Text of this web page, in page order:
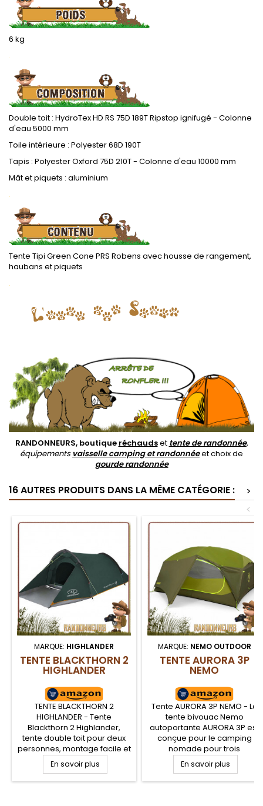
6 kg
.
Double toit : HydroTex HD RS 75D 189T Ripstop ignifugé - Colonne
d'eau 5000 mm
Toile intérieure : Polyester 68D 190T
Tapis : Polyester Oxford 75D 210T - Colonne d'eau 10000 mm
Mât et piquets : aluminium
.
Tente Tipi Green Cone PRS Robens avec housse de rangement,
haubans et piquets
.
RANDONNEURS, boutique réchaudset tente de randonnée,
équipements vaisselle camping et randonnéeet choix de
gourde randonnée
16 AUTRES PRODUITS DANS LA MÊME CATÉGORIE :
>
<
MARQUE: HIGHLANDER
TENTE BLACKTHORN 2
HIGHLANDER
TENTE BLACKTHORN 2
HIGHLANDER - Tente
Blackthorn 2 Highlander,
tente double toit pour deux
personnes, montage facile et
peu encombrante, idéale
pour les motards, les
cyclistes et le trek. La tente
En savoir plus
MARQUE: NEMO OUTDOOR
TENTE AURORA 3P
NEMO
Tente AURORA 3P NEMO - La
tente bivouac Nemo
autoportante AURORA 3P est
conçue pour le camping
nomade pour trois
personnes sur 3 saisons.
Tente dôme avec deux
grandes ouvertures en forme
En savoir plus